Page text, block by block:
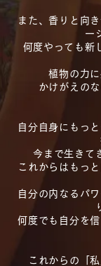
また、香りと向
ー
何度やっても新
植物の力
かけがえの
自分自身にもっ
今まで生きて
これからはもっ
自分の内なるパ
何度でも自分を
これからの「